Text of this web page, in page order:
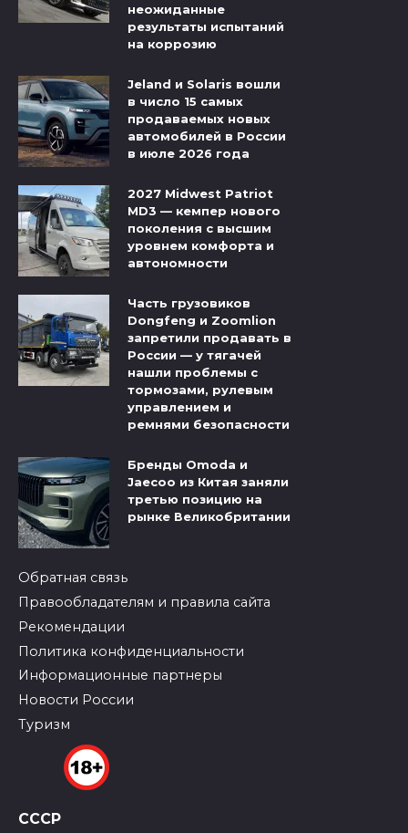
неожиданные
результаты испытаний
на коррозию
Jeland и Solaris вошли
в число 15 самых
продаваемых новых
автомобилей в России
в июле 2026 года
2027 Midwest Patriot
MD3 — кемпер нового
поколения с высшим
уровнем комфорта и
автономности
Часть грузовиков
Dongfeng и Zoomlion
запретили продавать в
России — у тягачей
нашли проблемы с
тормозами, рулевым
управлением и
ремнями безопасности
Бренды Omoda и
Jaecoo из Китая заняли
третью позицию на
рынке Великобритании
Обратная связь
Правообладателям и правила сайта
Рекомендации
Политика конфиденциальности
Информационные партнеры
Новости России
Туризм
СССР